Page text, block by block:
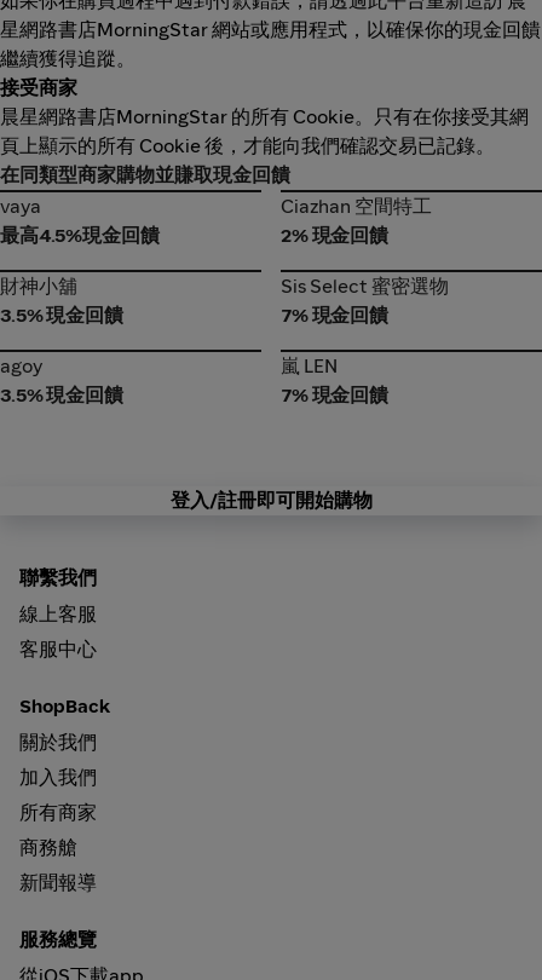
星網路書店MorningStar 網站或應用程式，以確保你的現金回饋
繼續獲得追蹤。
接受商家
晨星網路書店MorningStar 的所有 Cookie。只有在你接受其網
頁上顯示的所有 Cookie 後，才能向我們確認交易已記錄。
在同類型商家購物並賺取現金回饋
vaya
vaya
最高4.5%現金回饋
Ciazhan 空間特工
Ciazhan 空間特工
2% 現金回饋
財神小舖
財神小舖
3.5% 現金回饋
Sis Select 蜜密選物
Sis Select 蜜密選物
7% 現金回饋
agoy
agoy
3.5% 現金回饋
嵐 LEN
嵐 LEN
7% 現金回饋
登入/註冊即可開始購物
聯繫我們
線上客服
客服中心
ShopBack
關於我們
加入我們
所有商家
商務艙
新聞報導
服務總覽